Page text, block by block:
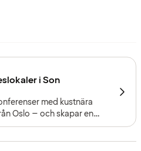
i Son
med kustnära
Oslo – och skapar en
och